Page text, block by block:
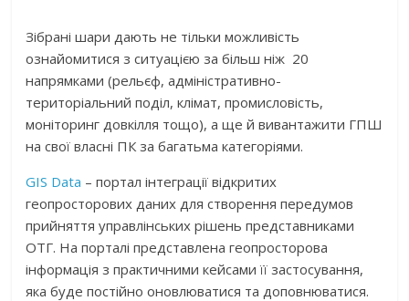
Зібрані шари дають не тільки можливість
ознайомитися з ситуацією за більш ніж 20
напрямками (рельєф, адміністративно-
територіальний поділ, клімат, промисловість,
моніторинг довкілля тощо), а ще й вивантажити ГПШ
на свої власні ПК за багатьма категоріями.
GIS Data – портал інтеграції відкритих
геопросторових даних для створення передумов
прийняття управлінських рішень представниками
ОТГ. На порталі представлена геопросторова
інформація з практичними кейсами її застосування,
яка буде постійно оновлюватися та доповнюватися.